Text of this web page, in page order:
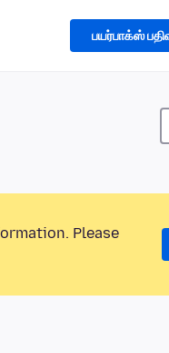
பயர்பாக்ஸ்
Please